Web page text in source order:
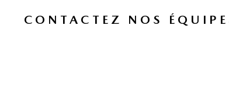
CONTACTEZ NOS